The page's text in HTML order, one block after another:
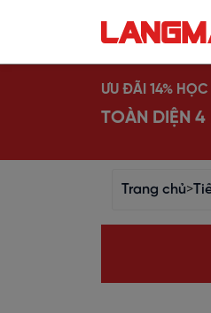
ƯU ĐÃI 14%
TOÀN DIỆN 4
Trang chủ>